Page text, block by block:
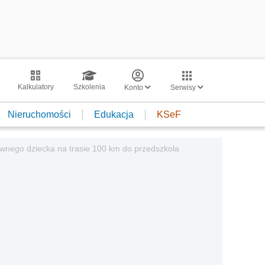
Kalkulatory Szkolenia Konto Serwisy
Nieruchomości Edukacja KSeF
dziecka na trasie 100 km do przedszkola